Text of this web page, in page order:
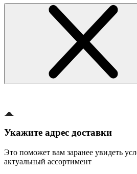
Укажите адрес доставки
Это поможет вам заранее увидеть
актуальный ассортимент